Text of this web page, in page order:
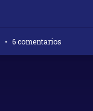
6 comentarios